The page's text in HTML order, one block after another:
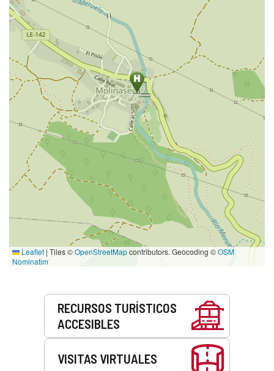
Leaflet | Tiles ©OpenStreetMapcontributors. Geocoding ©OSM
Nominatim
RECURSOS TURÍSTICOS
ACCESIBLES
VISITAS VIRTUALES